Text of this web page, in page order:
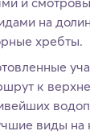
на
хребты.
к
виды на